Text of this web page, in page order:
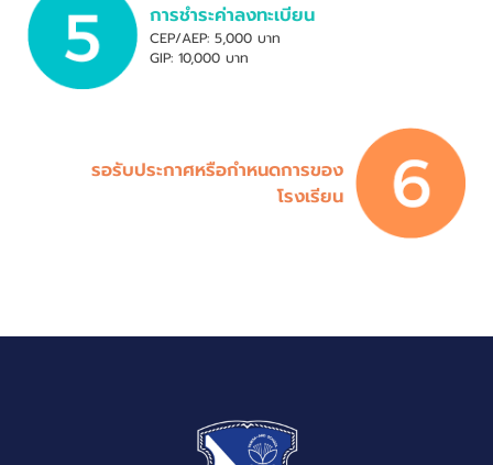
การชำระค่าลงทะเบียน
CEP/AEP: 5,000 บาท
GIP: 10,000 บาท
รอรับประกาศหรือกำหนดการของ
โรงเรียน